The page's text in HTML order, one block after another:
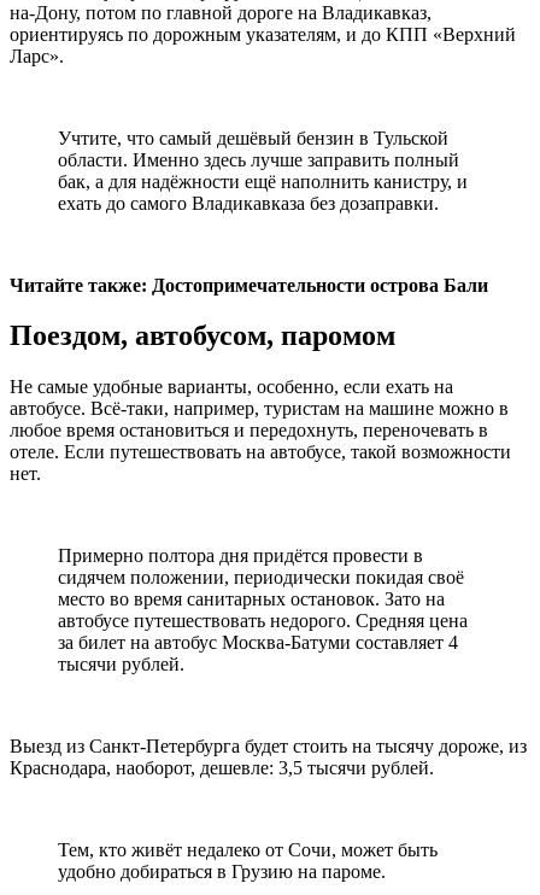
на-Дону, потом по главной дороге на Владикавказ,
ориентируясь по дорожным указателям, и до КПП «Верхний
Ларс».
Учтите, что самый дешёвый бензин в Тульской
области. Именно здесь лучше заправить полный
бак, а для надёжности ещё наполнить канистру, и
ехать до самого Владикавказа без дозаправки.
Читайте также: Достопримечательности острова Бали
Поездом, автобусом, паромом
Не самые удобные варианты, особенно, если ехать на
автобусе. Всё-таки, например, туристам на машине можно в
любое время остановиться и передохнуть, переночевать в
отеле. Если путешествовать на автобусе, такой возможности
нет.
Примерно полтора дня придётся провести в
сидячем положении, периодически покидая своё
место во время санитарных остановок. Зато на
автобусе путешествовать недорого. Средняя цена
за билет на автобус Москва-Батуми составляет 4
тысячи рублей.
Выезд из Санкт-Петербурга будет стоить на тысячу дороже, из
Краснодара, наоборот, дешевле: 3,5 тысячи рублей.
Тем, кто живёт недалеко от Сочи, может быть
удобно добираться в Грузию на пароме.